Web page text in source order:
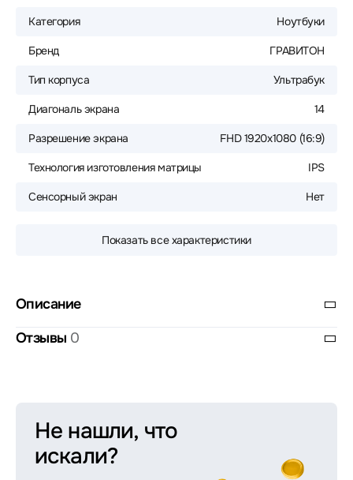
Категория Ноутбуки
Бренд ГРАВИТОН
Тип корпуса Ультрабук
Диагональ экрана 14
Разрешение экрана FHD 1920x1080 (16:9)
Технология изготовления матрицы IPS
Сенсорный экран Нет
Показать все характеристики
Описание
Отзывы 0
Не нашли, что
искали?